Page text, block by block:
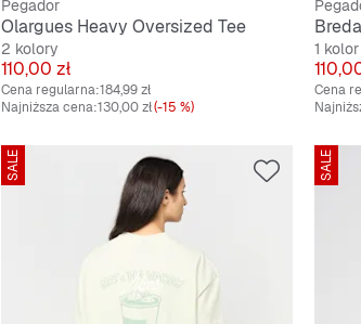
Pegador
Olargues Heavy Oversized Tee
2 kolory
Cena
110,00 zł
Cena regularna:184,99 zł
Najniższa cena:130,00 zł(-15 %)
1 kolor
Cena
Cena
SALE SALE